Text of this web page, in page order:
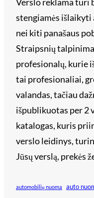
stengiamės išlaikyti
nei kiti panašaus
Straipsnių
profesionalų, kurie
tai profesionaliai,
valandas, tačiau
išpublikuotas per 2
katalogas, kuris
verslo leidinys,
Jūsų verslą, prekės
automobilių nuoma auto